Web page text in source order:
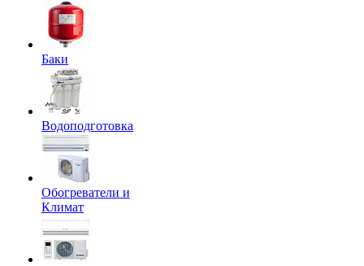
Баки
Водоподготовка
Обогреватели и
Климат